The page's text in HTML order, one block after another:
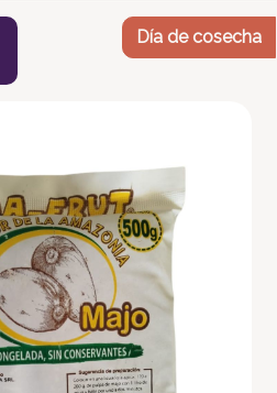
Día de cosecha